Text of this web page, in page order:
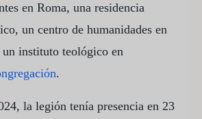
en Roma, una residencia
un centro de humanidades en
instituto teológico en
.
la legión tenía presencia en 23